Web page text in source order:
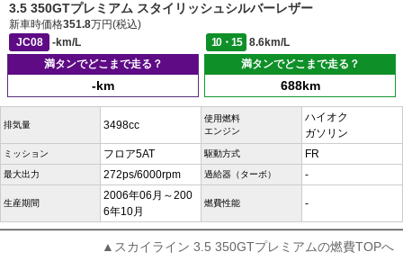
3.5 350GTプレミアム スタイリッシュシルバーレザー
新車時価格351.8万円(税込)
JC08
-km/L 10・15
8.6km/L
満タンでどこまで走る？
-km
満タンでどこまで走る？
688km
排気量 3498cc
使用燃料
エンジン
ハイオク
ガソリン
ミッション フロア5AT 駆動方式 FR
最大出力 272ps/6000rpm 過給器（ターボ） -
生産期間
2006年06月～200
6年10月
燃費性能 -
▲スカイライン 3.5 350GTプレミアムの燃費TOPへ